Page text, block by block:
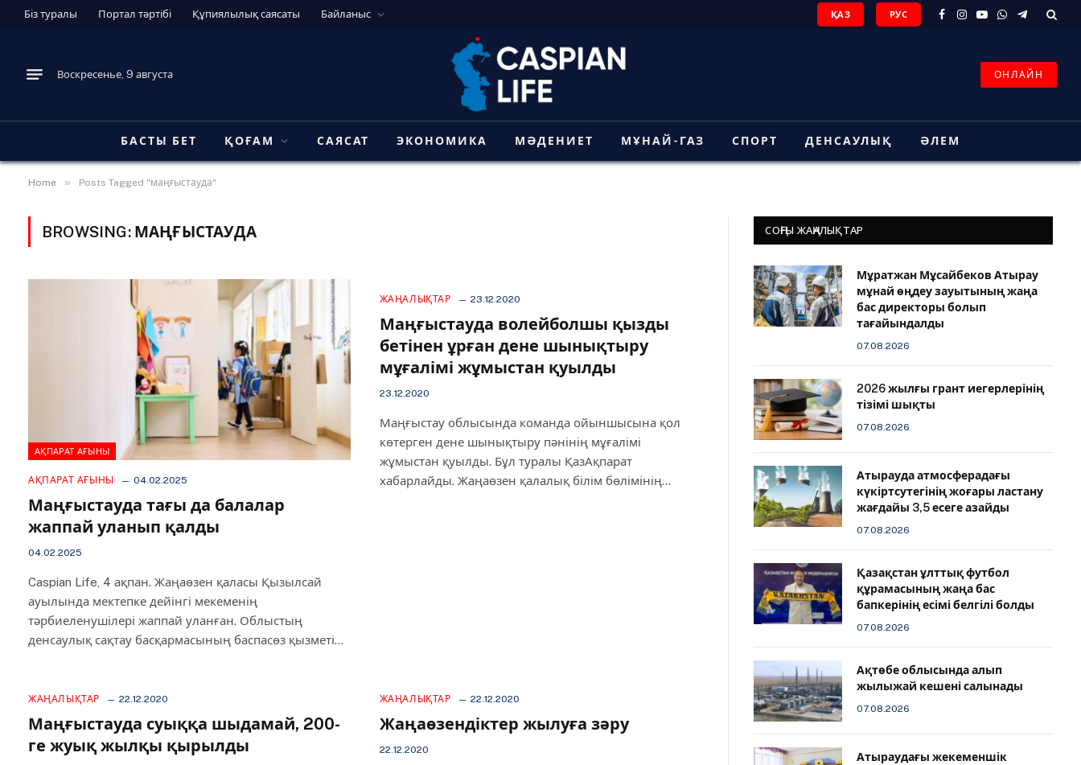
Біз туралы Портал тәртібі Құпиялылық саясаты Байланыс ҚАЗ РУС
Facebook
Instagram
YouTube
WhatsApp
Telegram
Воскресенье, 9 августа ОНЛАЙН
БАСТЫ БЕТ ҚОҒАМ САЯСАТ ЭКОНОМИКА МӘДЕНИЕТ МҰНАЙ-ГАЗ СПОРТ ДЕНСАУЛЫҚ ӘЛЕМ
Home » Posts Tagged "маңғыстауда"
BROWSING: МАҢҒЫСТАУДА
АҚПАРАТ АҒЫНЫ
АҚПАРАТ АҒЫНЫ 04.02.2025
Маңғыстауда тағы да балалар
жаппай уланып қалды
04.02.2025
Caspian Life, 4 ақпан. Жаңаөзен қаласы Қызылсай
ауылында мектепке дейінгі мекеменің
тәрбиеленушілері жаппай уланған. Облыстың
денсаулық сақтау басқармасының баспасөз қызметі…
ЖАҢАЛЫҚТАР 23.12.2020
Маңғыстауда волейболшы қызды
бетінен ұрған дене шынықтыру
мұғалімі жұмыстан қуылды
23.12.2020
Маңғыстау облысында команда ойыншысына қол
көтерген дене шынықтыру пәнінің мұғалімі
жұмыстан қуылды. Бұл туралы ҚазАқпарат
хабарлайды. Жаңаөзен қалалық білім бөлімінің…
ЖАҢАЛЫҚТАР 22.12.2020
Маңғыстауда суыққа шыдамай, 200-
ге жуық жылқы қырылды
ЖАҢАЛЫҚТАР 22.12.2020
Жаңаөзендіктер жылуға зәру
22.12.2020
СОҢҒЫ ЖАҢАЛЫҚТАР
Мұратжан Мұсайбеков Атырау
мұнай өңдеу зауытының жаңа
бас директоры болып
тағайындалды
07.08.2026
2026 жылғы грант иегерлерінің
тізімі шықты
07.08.2026
Атырауда атмосферадағы
күкіртсутегінің жоғары ластану
жағдайы 3,5 есеге азайды
07.08.2026
Қазақстан ұлттық футбол
құрамасының жаңа бас
бапкерінің есімі белгілі болды
07.08.2026
Ақтөбе облысында алып
жылыжай кешені салынады
07.08.2026
Атыраудағы жекеменшік